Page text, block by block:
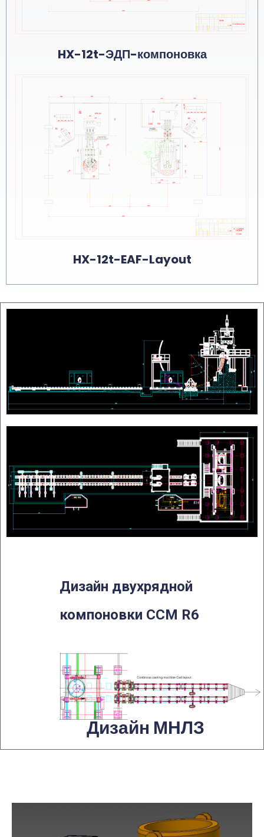
HX-12t-ЭДП-компоновка
HX-12t-EAF-Layout
Дизайн двухрядной
компоновки CCM R6
Дизайн МНЛЗ